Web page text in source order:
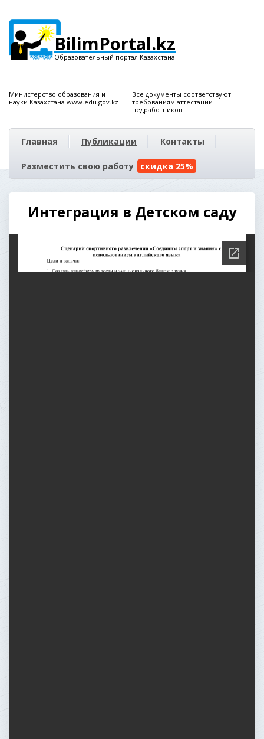
BilimPortal.kz
Образовательный портал Казахстана
Министерство образования и
науки Казахстана www.edu.gov.kz
Все документы соответствуют
требованиям аттестации
педработников
Главная Публикации Контакты
Разместить свою работу скидка 25%
Интеграция в Детском саду